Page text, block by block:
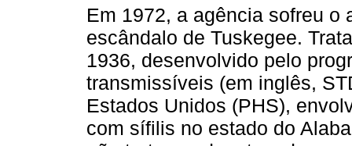
Em 1972, a agência sofreu o
escândalo de Tuskegee.
1936, desenvolvido pelo
transmissíveis (em inglês,
Estados Unidos (PHS),
com sífilis no estado do